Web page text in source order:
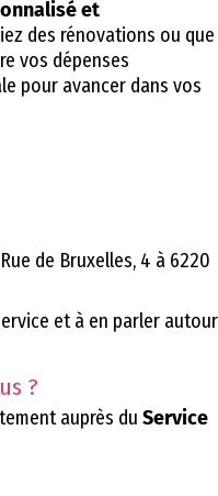
et
des rénovations ou que
vos dépenses
pour avancer dans vos
de Bruxelles, 4 à 6220
et à en parler autour
?
auprès du Service